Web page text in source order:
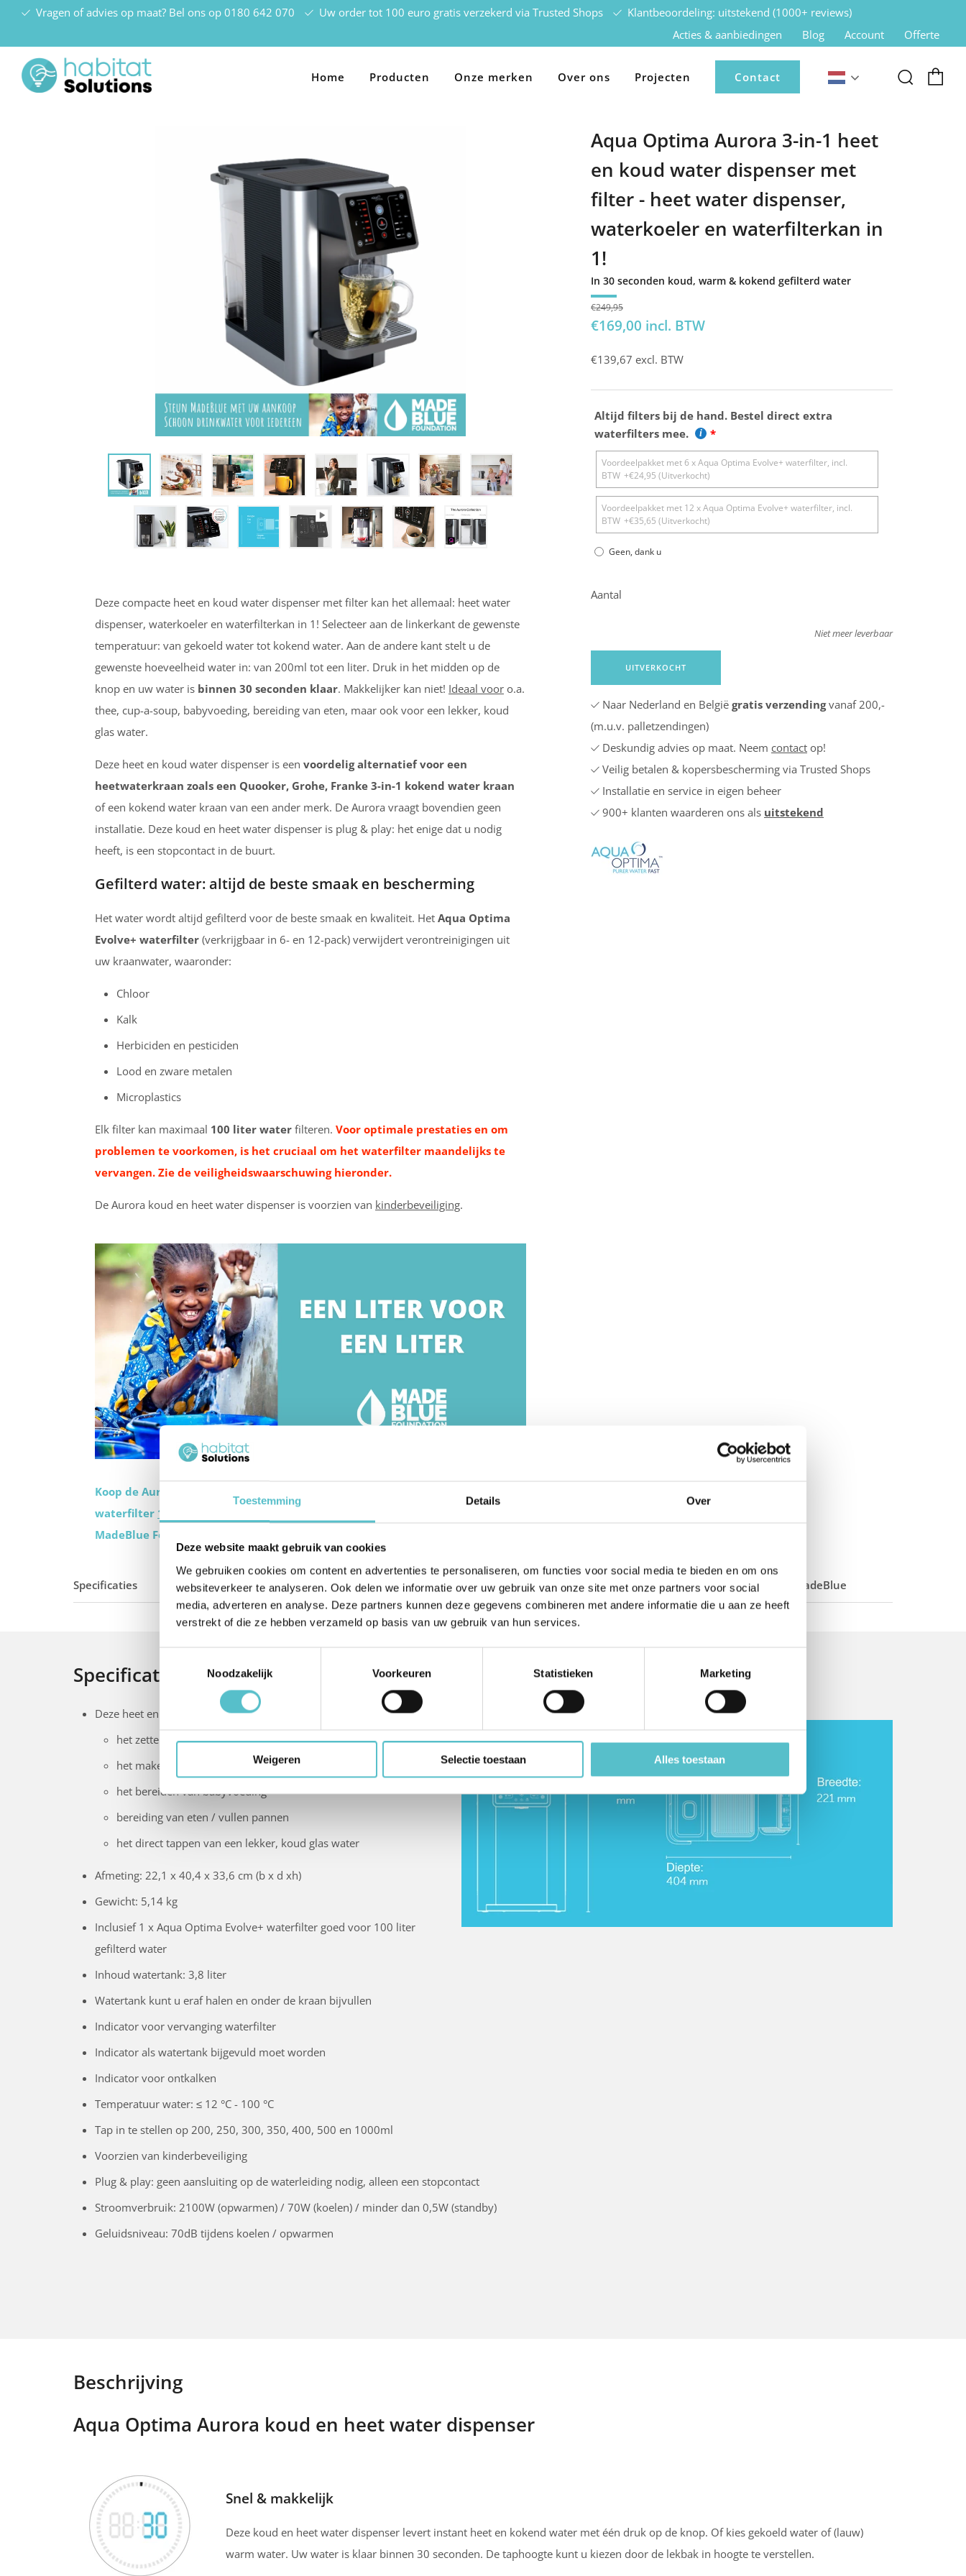
Toestemming Details Over
Deze website maakt gebruik van cookies
We gebruiken cookies om content en advertenties te personaliseren, om functies voor social media te bieden en om ons
websiteverkeer te analyseren. Ook delen we informatie over uw gebruik van onze site met onze partners voor social
media, adverteren en analyse. Deze partners kunnen deze gegevens combineren met andere informatie die u aan ze heeft
verstrekt of die ze hebben verzameld op basis van uw gebruik van hun services.
Noodzakelijk
Voorkeuren Statistieken Marketing
Weigeren Selectie toestaan Alles toestaan
Vragen of advies op maat? Bel ons op 0180 642 070 Uw order tot 100 euro gratis verzekerd via Trusted Shops
Klantbeoordeling: uitstekend (1000+ reviews)
Acties & aanbiedingen
Blog Account Offerte
Home Producten Onze merken Over ons Projecten Contact Nederlands
Aqua Optima Aurora 3-in-1 heet
en koud water dispenser met
filter - heet water dispenser,
waterkoeler en waterfilterkan in
1!
In 30 seconden koud, warm & kokend gefilterd water
Sale
prijs
€249,95
Prijs
€169,00 incl. BTW
€139,67 excl. BTW
Altijd filters bij de hand. Bestel direct extra
waterfilters mee.
Voordeelpakket met 6 x Aqua Optima Evolve+ waterfilter, incl.
BTW +€24,95 (Uitverkocht)
Voordeelpakket met 12 x Aqua Optima Evolve+ waterfilter, incl.
BTW +€35,65 (Uitverkocht)
Geen, dank u
Aantal
Niet meer leverbaar
UITVERKOCHT
Naar Nederland en België gratis verzendingvanaf 200,-
(m.u.v. palletzendingen)
Deskundig advies op maat. Neem contact op!
Veilig betalen & kopersbescherming via Trusted Shops
Installatie en service in eigen beheer
900+ klanten waarderen ons als uitstekend
Play
Deze compacte heet en koud water dispenser met filter kan het allemaal: heet water
dispenser, waterkoeler en waterfilterkan in 1! Selecteer aan de linkerkant de gewenste
temperatuur: van gekoeld water tot kokend water. Aan de andere kant stelt u de
gewenste hoeveelheid water in: van 200ml tot een liter. Druk in het midden op de
knop en uw water is binnen 30 seconden klaar. Makkelijker kan niet! Ideaal voor o.a.
thee, cup-a-soup, babyvoeding, bereiding van eten, maar ook voor een lekker, koud
glas water.
Deze heet en koud water dispenser is een voordelig alternatief voor een
heetwaterkraan zoals een Quooker, Grohe, Franke 3-in-1 kokend water kraan
of een kokend water kraan van een ander merk. De Aurora vraagt bovendien geen
installatie. Deze koud en heet water dispenser is plug & play: het enige dat u nodig
heeft, is een stopcontact in de buurt.
Gefilterd water: altijd de beste smaak en bescherming
Het water wordt altijd gefilterd voor de beste smaak en kwaliteit. Het Aqua Optima
Evolve+ waterfilter (verkrijgbaar in 6- en 12-pack) verwijdert verontreinigingen uit
uw kraanwater, waaronder:
Chloor
Kalk
Herbiciden en pesticiden
Lood en zware metalen
Microplastics
Elk filter kan maximaal 100 liter water filteren. Voor optimale prestaties en om
problemen te voorkomen, is het cruciaal om het waterfilter maandelijks te
vervangen. Zie de veiligheidswaarschuwing hieronder.
De Aurora koud en heet water dispenser is voorzien van kinderbeveiliging.
Koop de Aurora heet en koud water dispenser en wij doneren per
waterfilter 100 liter
MadeBlue Foundation.
Specificaties Beschrijving Veiligheidswaarschuwing Video handleiding Heet water dispenser of waterkoker? Steun MadeBlue
Specificaties
Deze heet en koud water dispenser met filter is ideaal vooro.a.:
het zetten van thee
het maken van cup-a-soup of andere instant soep
het bereiden van babyvoeding
bereiding van eten / vullen pannen
het direct tappen van een lekker, koud glas water
Afmeting: 22,1 x 40,4 x 33,6 cm (b x d xh)
Gewicht: 5,14 kg
Inclusief 1 x Aqua Optima Evolve+ waterfilter goed voor 100 liter
gefilterd water
Inhoud watertank: 3,8 liter
Watertank kunt u eraf halen en onder de kraan bijvullen
Indicator voor vervanging waterfilter
Indicator als watertank bijgevuld moet worden
Indicator voor ontkalken
Temperatuur water: ≤ 12 °C - 100 °C
Tap in te stellen op 200, 250, 300, 350, 400, 500 en 1000ml
Voorzien van kinderbeveiliging
Plug & play: geen aansluiting op de waterleiding nodig, alleen een stopcontact
Stroomverbruik: 2100W (opwarmen) / 70W (koelen) / minder dan 0,5W (standby)
Geluidsniveau: 70dB tijdens koelen / opwarmen
Beschrijving
Aqua Optima Aurora koud en heet water dispenser
Snel & makkelijk
Deze koud en heet water dispenser levert instant heet en kokend water met één druk op de knop. Of kies gekoeld water of (lauw)
warm water. Uw water is klaar binnen 30 seconden. De taphoogte kunt u kiezen door de lekbak in hoogte te verstellen.